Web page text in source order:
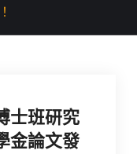
士班研究
金論文發